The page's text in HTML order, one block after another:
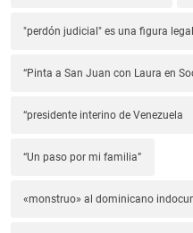
"perdón judicial" es una figura legal
“Pinta a San Juan con Laura en
“presidente interino de Venezuela
“Un paso por mi familia”
«monstruo» al dominicano